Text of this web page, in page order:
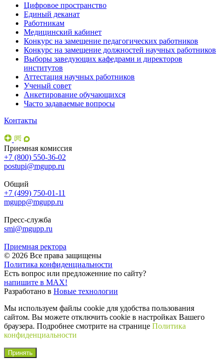
Цифровое пространство
Единый деканат
Работникам
Медицинский кабинет
Конкурс на замещение педагогических работников
Конкурс на замещение должностей научных работников
Выборы заведующих кафедрами и директоров
институтов
Аттестация научных работников
Ученый совет
Анкетирование обучающихся
Часто задаваемые вопросы
Контакты
Приемная комиссия
+7 (800) 550-36-02
postupi@mgupp.ru
Общий
+7 (499) 750-01-11
mgupp@mgupp.ru
Пресс-служба
smi@mgupp.ru
Приемная ректора
© 2026 Все права защищены
Политика конфиденциальности
Есть вопрос или предложенние по сайту?
напишите в MAX!
Разработано в Новые технологии
Мы используем файлы cookie для удобства пользования
сайтом. Вы можете отключить cookie в настройках Вашего
браузера. Подробнее смотрите на странице Политика
конфиденциальности
Принять